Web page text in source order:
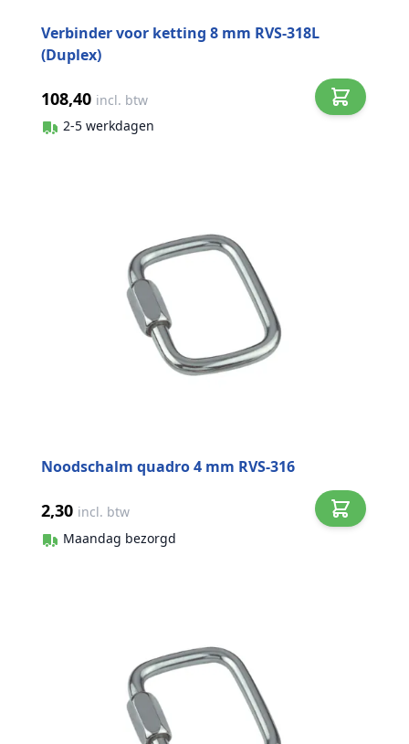
Verbinder voor ketting 8 mm RVS-318L
(Duplex)
108,40 incl. btw
2-5 werkdagen
Noodschalm quadro 4 mm RVS-316
2,30 incl. btw
Maandag bezorgd